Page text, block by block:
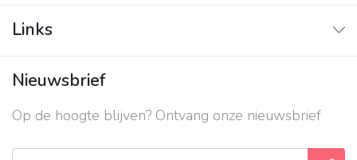
Vraag & Antwoord
Links
Contact
Over ons
Privacy beleid
Nieuwsbrief
Op de hoogte blijven? Ontvang onze nieuwsbrief